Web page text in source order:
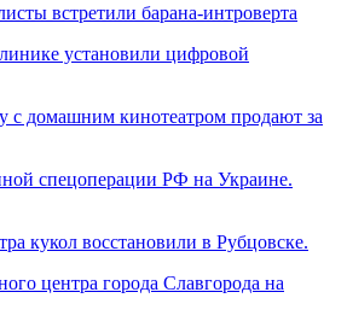
встретили барана-интроверта
установили цифровой
с домашним кинотеатром продают за
спецоперации РФ на Украине.
кукол восстановили в Рубцовске.
центра города Славгорода на